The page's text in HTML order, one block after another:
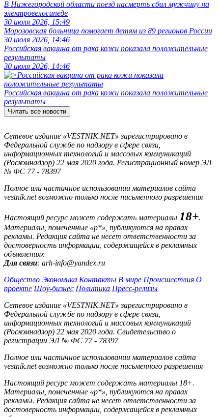
В Нижегородской области поезд насмерть сбил мужчину на
электровелосипеде
30 июля 2026, 15:49
Морозовская больница помогает детям из 89 регионов России
30 июля 2026, 14:46
Российская вакцина от рака кожи показала положительные
результаты
30 июля 2026, 14:46
Российская вакцина от рака кожи показала положительные
результаты
Читать все новости
Сетевое издание «VESTNIK.NET» зарегистрировано в
Федеральной службе по надзору в сфере связи,
информационных технологий и массовых коммуникаций
(Роскомнадзор) 22 мая 2020 года. Регистрационный номер ЭЛ
№ ФС 77 - 78397
Полное или частичное использовании материалов сайта
vestnik.net возможно только после письменного разрешения
Настоящий ресурс может содержать материалы 18+.
Материалы, помеченные «р*», публикуются на правах
рекламы. Редакция сайта не несет ответственности за
достоверность информации, содержащейся в рекламных
объявлениях
Для связи: arh-info@yandex.ru
Общество Экономика Контакты В мире Происшествия О
проекте Шоу-бизнес Политика Пресс-релизы
Сетевое издание «VESTNIK.NET» зарегистрировано в
Федеральной службе по надзору в сфере связи,
информационных технологий и массовых коммуникаций
(Роскомнадзор) 22 мая 2020 года. Свидетельство о
регистрации ЭЛ № ФС 77 - 78397
Полное или частичное использовании материалов сайта
vestnik.net возможно только после письменного разрешения
Настоящий ресурс может содержать материалы 18+.
Материалы, помеченные «р*», публикуются на правах
рекламы. Редакция сайта не несет ответственности за
достоверность информации, содержащейся в рекламных